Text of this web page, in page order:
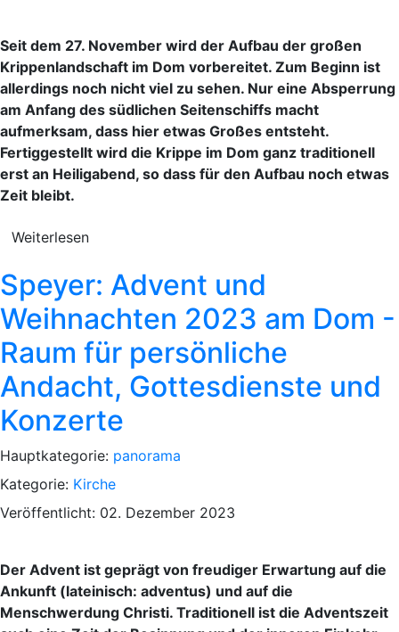
Seit dem 27. November wird der Aufbau der großen
Krippenlandschaft im Dom vorbereitet. Zum Beginn ist
allerdings noch nicht viel zu sehen. Nur eine Absperrung
am Anfang des südlichen Seitenschiffs macht
aufmerksam, dass hier etwas Großes entsteht.
Fertiggestellt wird die Krippe im Dom ganz traditionell
erst an Heiligabend, so dass für den Aufbau noch etwas
Zeit bleibt.
Weiterlesen
Speyer: Advent und
Weihnachten 2023 am Dom -
Raum für persönliche
Andacht, Gottesdienste und
Konzerte
Hauptkategorie: panorama
Kategorie: Kirche
Veröffentlicht: 02. Dezember 2023
Der Advent ist geprägt von freudiger Erwartung auf die
Ankunft (lateinisch: adventus) und auf die
Menschwerdung Christi. Traditionell ist die Adventszeit